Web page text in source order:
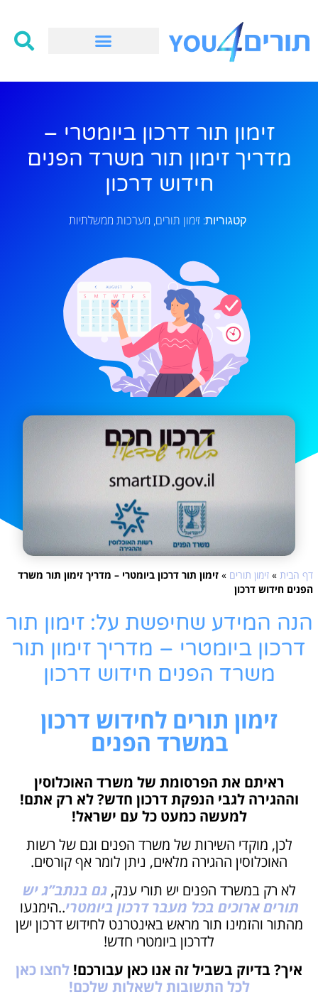
זימון תור דרכון ביומטרי –
מדריך זימון תור משרד הפנים
חידוש דרכון
קטגוריות: זימון תורים, מערכות ממשלתיות
דף הבית » זימון תורים » זימון תור דרכון ביומטרי – מדריך זימון תור משרד
הפנים חידוש דרכון
הנה המידע שחיפשת על: זימון תור
דרכון ביומטרי – מדריך זימון תור
משרד הפנים חידוש דרכון
זימון תורים לחידוש דרכון
במשרד הפנים
ראיתם את הפרסומת של משרד האוכלוסין
וההגירה לגבי הנפקת דרכון חדש? לא רק אתם!
למעשה כמעט כל עם ישראל!
לכן, מוקדי השירות של משרד הפנים וגם של רשות
האוכלוסין ההגירה מלאים, ניתן לומר אף קורסים.
לא רק במשרד הפנים יש תורי ענק,גם בנתב”ג יש
תורים ארוכים בכל מעבר דרכון ביומטרי..הימנעו
מהתור והזמינו תור מראש באינטרנט לחידוש דרכון ישן
לדרכון ביומטרי חדש!
איך? בדיוק בשביל זה אנו כאן עבורכם! לחצו כאן
לכל התשובות לשאלות שלכם!